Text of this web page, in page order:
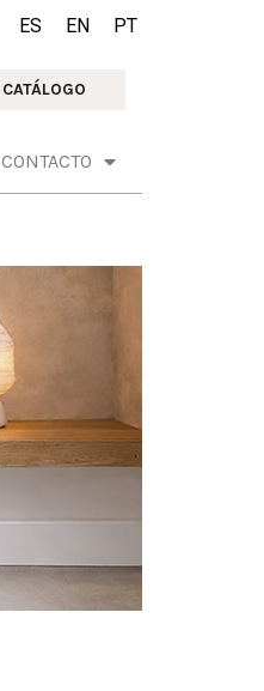
ES EN PT
CATÁLOGO
CONTACTO